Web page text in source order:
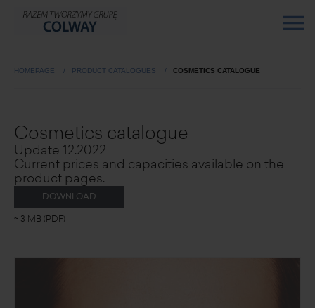
HOMEPAGE PRODUCT CATALOGUES COSMETICS CATALOGUE
Cosmetics catalogue
Update 12.2022
Current prices and capacities available on the
product pages.
DOWNLOAD
~ 3 MB (PDF)